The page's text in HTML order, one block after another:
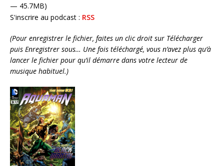
— 45.7MB)
S'inscrire au podcast : RSS
(Pour enregistrer le fichier, faites un clic droit sur Télécharger
puis Enregistrer sous… Une fois téléchargé, vous n’avez plus qu’à
lancer le fichier pour qu’il démarre dans votre lecteur de
musique habituel.)